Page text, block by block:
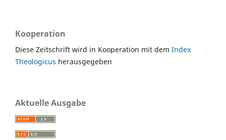
Kooperation
Diese Zeitschrift wird in Kooperation mit dem Index
Theologicus herausgegeben
Aktuelle Ausgabe